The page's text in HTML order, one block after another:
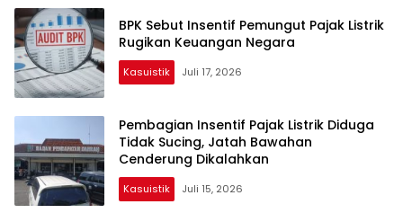
BPK Sebut Insentif Pemungut Pajak Listrik
Rugikan Keuangan Negara
Kasuistik Juli 17, 2026
Pembagian Insentif Pajak Listrik Diduga
Tidak Sucing, Jatah Bawahan
Cenderung Dikalahkan
Kasuistik Juli 15, 2026